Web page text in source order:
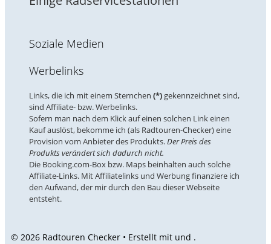
Soziale Medien
Werbelinks
Links, die ich mit einem Sternchen (*)gekennzeichnet sind,
sind Affiliate- bzw. Werbelinks.
Sofern man nach dem Klick auf einen solchen Link einen
Kauf auslöst, bekomme ich (als Radtouren-Checker) eine
Provision vom Anbieter des Produkts.Der Preis des
Produkts verändert sich dadurch nicht.
Die Booking.com-Box bzw. Maps beinhalten auch solche
Affiliate-Links. Mit Affiliatelinks und Werbung finanziere ich
den Aufwand, der mir durch den Bau dieser Webseite
entsteht.
© 2026 Radtouren Checker • Erstellt mit und .